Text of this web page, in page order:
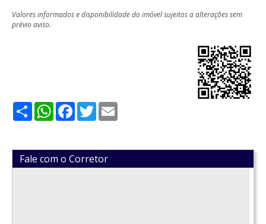
Valores informados e disponibilidade do imóvel sujeitos a alterações sem
prévio aviso.
ShareWhatsApp
Facebook
Twitter
Fale com o Corretor